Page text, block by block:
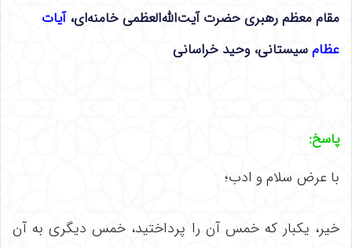
مقام معظم رهبری حضرت آیت‌الله‌العظمی خامنه‌ای، آیات
عظامسیستانی،وحید خراسانی
پاسخ:
با عرض سلام و ادب؛
خیر، یکبار که خمس آن را پرداختید، خمس دیگری به آن